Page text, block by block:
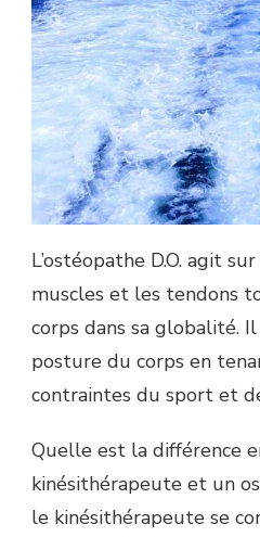
L’ostéopathe D.O. agit
muscles et les tendons
corps dans sa globalité.
posture du corps en
contraintes du sport et
Quelle est la différence
kinésithérapeute et un
le kinésithérapeute se